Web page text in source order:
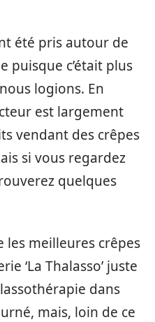
été pris autour de
puisque c’était plus
logions. En
est largement
vendant des crêpes
si vous regardez
quelques
les meilleures crêpes
‘La Thalasso’ juste
dans
mais, loin de ce